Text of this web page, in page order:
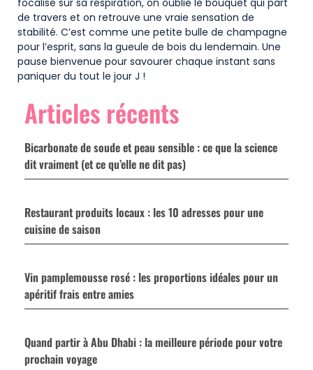
de travers et on retrouve une vraie sensation de
stabilité. C’est comme une petite bulle de champagne
pour l’esprit, sans la gueule de bois du lendemain. Une
pause bienvenue pour savourer chaque instant sans
paniquer du tout le jour J !
Articles récents
Bicarbonate de soude et peau sensible : ce que la science
dit vraiment (et ce qu’elle ne dit pas)
Restaurant produits locaux : les 10 adresses pour une
cuisine de saison
Vin pamplemousse rosé : les proportions idéales pour un
apéritif frais entre amies
Quand partir à Abu Dhabi : la meilleure période pour votre
prochain voyage